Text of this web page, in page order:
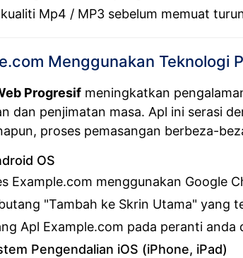
Mp4 / MP3 sebelum memuat
Menggunakan Teknologi
Progresif meningkatkan
dan penjimatan masa. Apl ini serasi
proses pemasangan berbeza-
OS
Example.com menggunakan Google
"Tambah ke Skrin Utama" yang
Apl Example.com pada peranti
Pengendalian iOS (iPhone, iPad)